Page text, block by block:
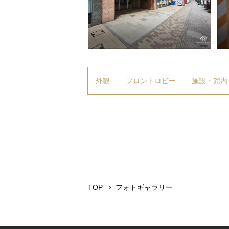
外観 フロントロビー 施設・館内
TOP フォトギャラリー